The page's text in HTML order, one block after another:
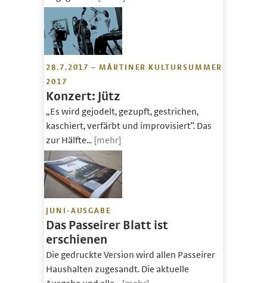
28.7.2017 – MÅRTINER KULTURSUMMER
2017
Konzert: Jütz
„Es wird gejodelt, gezupft, gestrichen,
kaschiert, verfärbt und improvisiert“. Das
zur Hälfte... [mehr]
JUNI-AUSGABE
Das Passeirer Blatt ist
erschienen
Die gedruckte Version wird allen Passeirer
Haushalten zugesandt. Die aktuelle